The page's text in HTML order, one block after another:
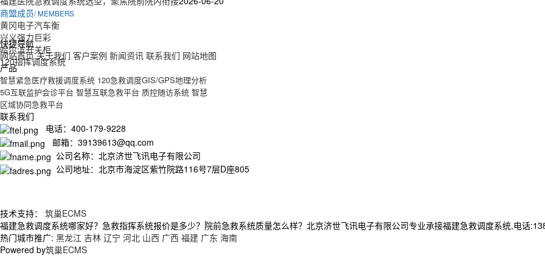
商盟成员/ MEMBERS
黄冈电子汽车衡
兴义强力巨彩
哈尔滨开关柜
120指挥调度系统
快捷导航
网站首页 关于我们 客户案例 新闻资讯 联系我们 网站地图
产品
智慧紧急医疗救援调度系统 120急救调度GIS/GPS地理分析
5G互联监护会诊平台 智慧互联急救平台 质控随访系统 智慧
区域协同急救平台
联系我们
电话：400-179-9228
邮箱：39139613@qq.com
公司名称：北京济世飞讯电子有限公司
公司地址：北京市海淀区紫竹院路116号7层D座805
技术支持： 筑巢ECMS
福建急救调度系统哪家好？急救指挥系统报价是多少？院前急救系统质量怎么样？北京济世飞讯电子有限公司专业承接福建急救调度系统,电话
热门城市推广: 黑龙江 吉林 辽宁 河北 山西 广西 福建 广东 海南
Powered by筑巢ECMS